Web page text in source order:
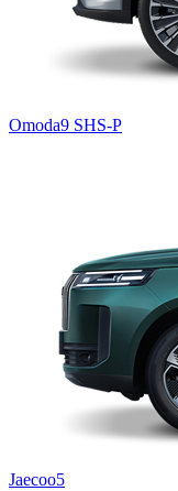
Omoda9 SHS-P
Jaecoo5